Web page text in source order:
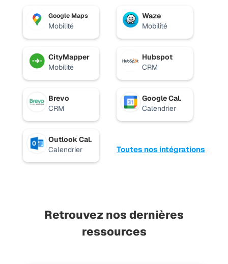
Google Maps
Mobilité
Waze
Mobilité
CityMapper
Mobilité
Hubspot
CRM
Brevo
CRM
Google Cal.
Calendrier
Outlook Cal.
Calendrier
Toutes nos intégrations
Retrouvez nos dernières
ressources